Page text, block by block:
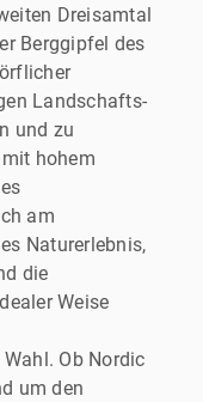
Dreisamtal
Berggipfel des
Landschafts-
und zu
hohem
am
Naturerlebnis,
die
Weise
Wahl. Ob Nordic
um den